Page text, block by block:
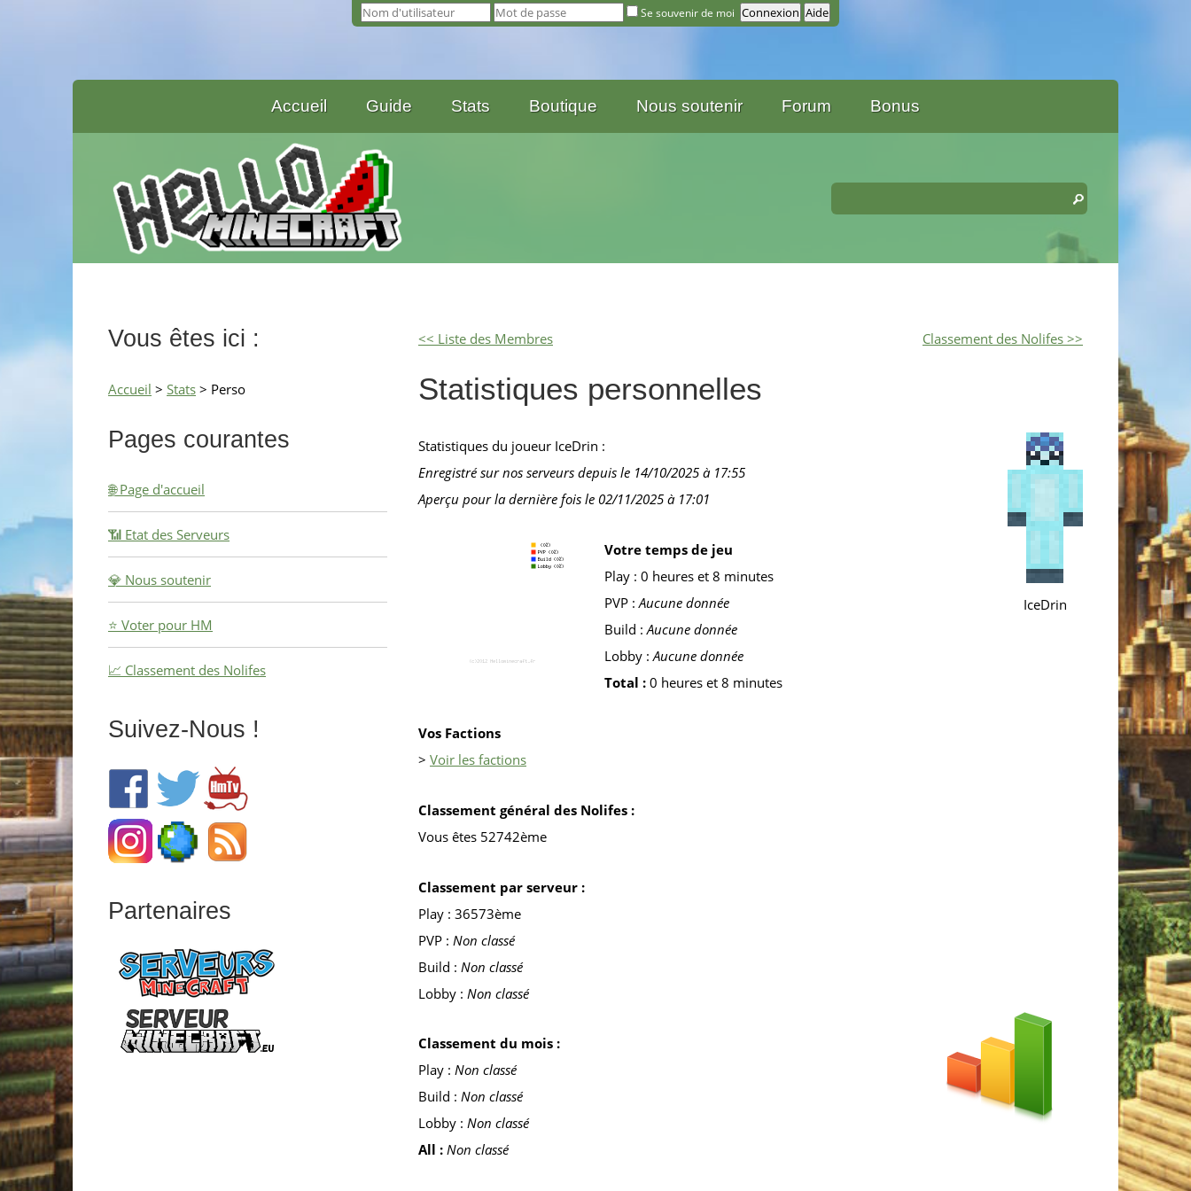
Se souvenir de moi
Accueil Guide Stats Boutique Nous soutenir Forum Bonus
Vous êtes ici :
Accueil > Stats > Perso
Pages courantes
🌐 Page d'accueil
📶 Etat des Serveurs
💎 Nous soutenir
⭐ Voter pour HM
📈 Classement des Nolifes
Suivez-Nous !
Partenaires
<< Liste des Membres Classement des Nolifes >>
Statistiques personnelles
IceDrin
Statistiques du joueur IceDrin :
Enregistré sur nos serveurs depuis le 14/10/2025 à 17:55
Aperçu pour la dernière fois le 02/11/2025 à 17:01
Votre temps de jeu
Play : 0 heures et 8 minutes
PVP :Aucune donnée
Build :Aucune donnée
Lobby :Aucune donnée
Total : 0 heures et 8 minutes
Vos Factions
> Voir les factions
Classement général des Nolifes :
Vous êtes 52742ème
Classement par serveur :
Play : 36573ème
PVP : Non classé
Build : Non classé
Lobby : Non classé
Classement du mois :
Play : Non classé
Build : Non classé
Lobby : Non classé
All : Non classé